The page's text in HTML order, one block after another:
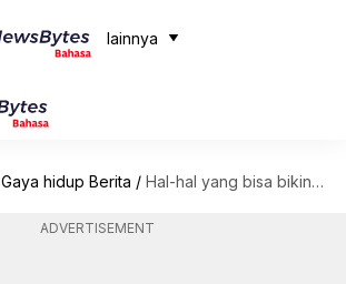
lainnya
Gaya hidup Berita / Hal-hal yang bisa bikin pakaian keren terlihat kurang menarik
ADVERTISEMENT